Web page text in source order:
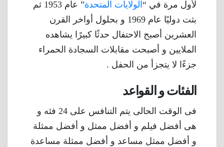
لأول مرة في “ الولايات المتحدة
” عام 1953 ثم
بثت دوليًا عام 1969 و بحلول أواخر القرن
العشرين أصبح الاحتفال حدثًا كبيرًا يشاهده
الملايين و أصبحت مقابلات السجادة الحمراء
جزءًا لا يتجزأ من الحفل .
الفئات و القواعد
فى الوقت الحالى يتم التنافس على 24 فئه و
هى أفضل فيلم و أفضل ممثل و أفضل ممثلة
و أفضل ممثل مساعد و أفضل ممثلة مساعدة